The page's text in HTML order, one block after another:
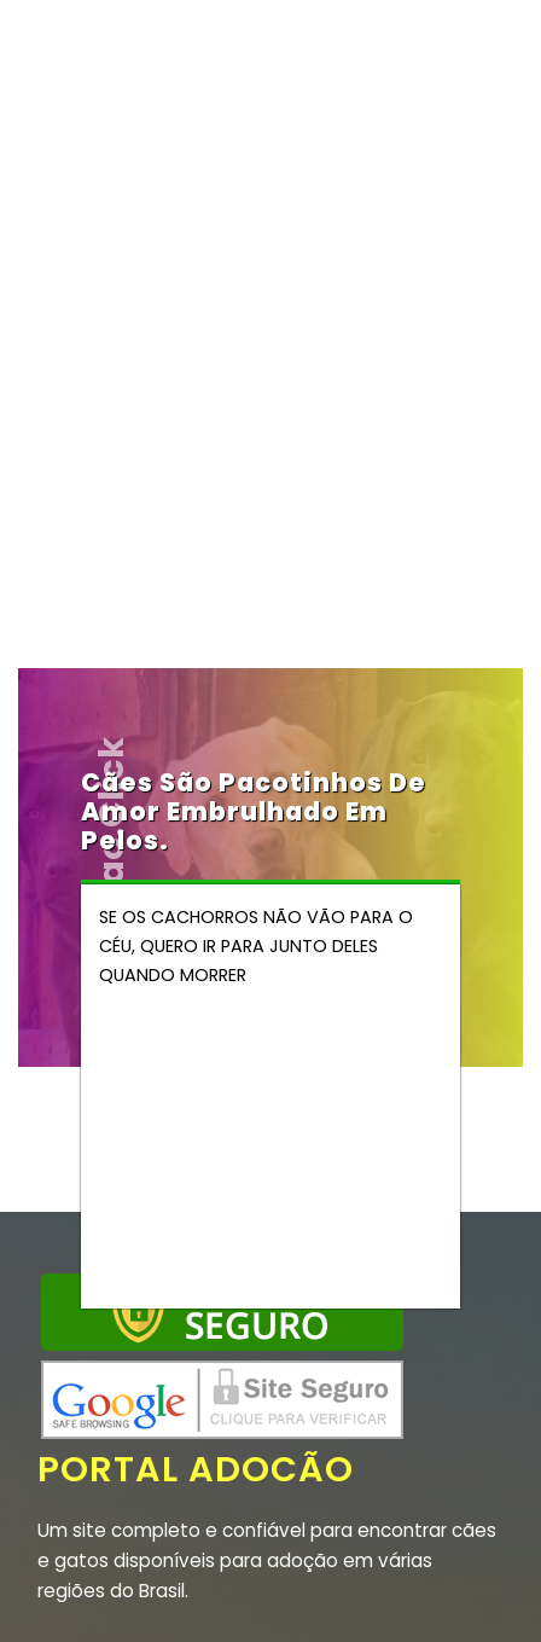
Vendocao.click
Cães São Pacotinhos De
Amor Embrulhado Em
Pelos.
SE OS CACHORROS NÃO VÃO PARA O
CÉU, QUERO IR PARA JUNTO DELES
QUANDO MORRER
PORTAL ADOCÃO
Um site completo e confiável para encontrar cães
e gatos disponíveis para adoção em várias
regiões do Brasil.